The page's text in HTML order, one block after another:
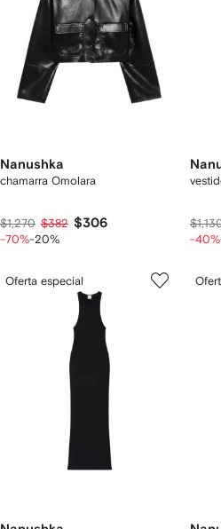
Nanushka
chamarra Omolara
$1,270 $382 $306
-70%-20% -40%
Oferta especial